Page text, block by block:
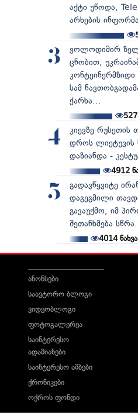
აქტი უწოდა,
არხების
3
ვოლოდიმირ
ცნობით,
კონტეინერმზიდი
სამ
ქარხა...
4
კიევზე რუსეთის
დროს ლიეტუვის
დაზიანდა -
4912
5
გადავწყვიტე
დაგეგმილი
გავაუქმო, იმ
შეთანხმება
4014ნახვა
ანონსები
საავტორო ბლოგი
ვიდეობლოგი
ფოტოგალერეა
საინტერესო
ადამიანები
საინტერესო ამბები
ქრონიკები
ოქროს ფონდი